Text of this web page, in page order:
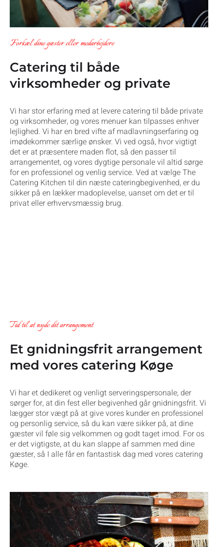
Forkæl dine gæster eller medarbejdere
Catering til både
virksomheder og private
Vi har stor erfaring med at levere catering til både private
og virksomheder, og vores menuer kan tilpasses enhver
lejlighed. Vi har en bred vifte af madlavningserfaring og
imødekommer særlige ønsker. Vi ved også, hvor vigtigt
det er at præsentere maden flot, så den passer til
arrangementet, og vores dygtige personale vil altid sørge
for en professionel og venlig service. Ved at vælge The
Catering Kitchen til din næste cateringbegivenhed, er du
sikker på en lækker madoplevelse, uanset om det er til
privat eller erhvervsmæssig brug.
Tid til at nyde dit arrangement
Et gnidningsfrit arrangement
med vores catering Køge
Vi har et dedikeret og venligt serveringspersonale, der
sørger for, at din fest eller begivenhed går gnidningsfrit. Vi
lægger stor vægt på at give vores kunder en professionel
og personlig service, så du kan være sikker på, at dine
gæster vil føle sig velkommen og godt taget imod. For os
er det vigtigste, at du kan slappe af sammen med dine
gæster, så I alle får en fantastisk dag med vores catering
Køge.